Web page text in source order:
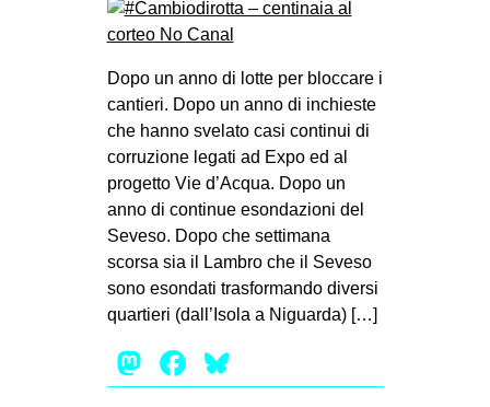
Dopo un anno di lotte per bloccare i
cantieri. Dopo un anno di inchieste
che hanno svelato casi continui di
corruzione legati ad Expo ed al
progetto Vie d’Acqua. Dopo un
anno di continue esondazioni del
Seveso. Dopo che settimana
scorsa sia il Lambro che il Seveso
sono esondati trasformando diversi
quartieri (dall’Isola a Niguarda) […]
Mastodon
Facebook